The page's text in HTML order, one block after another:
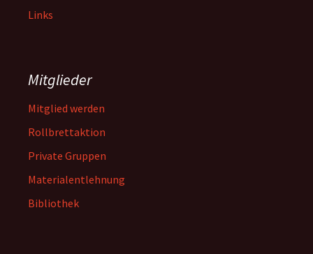
Links
Mitglieder
Mitglied werden
Rollbrettaktion
Private Gruppen
Materialentlehnung
Bibliothek